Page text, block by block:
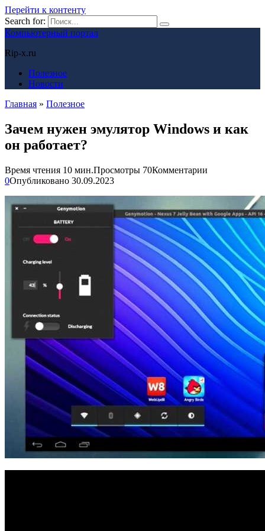
Перейти к контенту
Search for:
Компьютерный портал
Rip-x.ru
Полезное
Новости
Главная » Полезное
Зачем нужен эмулятор Windows и как
он работает?
Время чтения 10 мин.Просмотры 70Комментарии
0Опубликовано 30.09.2023